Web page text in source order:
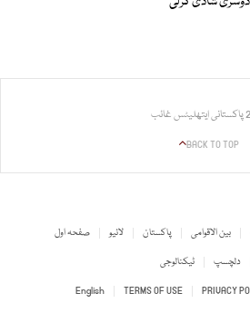
BACK TO TOP
صفحہ اول لائیو پاکستان بین الاقوامی
ٹیکنالوجی
دلچسپ
English
TERMS OF USE PRIVACY